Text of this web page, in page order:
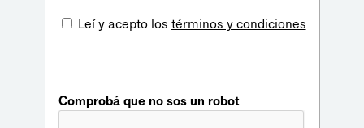
Leí y acepto los términos y condiciones
Comprobá que no sos un robot